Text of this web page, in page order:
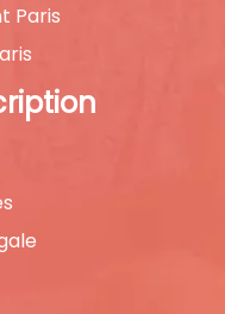
Paris